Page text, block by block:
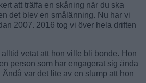
att träffa en skåning när du ska
det blev en smålänning. Nu har vi
2007. 2016 tog vi över hela driften
vetat att hon ville bli bonde. Hon
person som har engagerat sig ända
var det lite av en slump att hon